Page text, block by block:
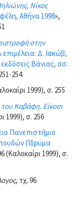
Νίκος
Αθήνα 1998»,
στην
επιμέλεια: Δ. Ιακώβ,
Βάνιας, σσ.
254
1999), σ. 255
Καβάφη. Είκοσι
1999), σ. 256
Πανεπιστήμιο
(Ίδρυμα
(Καλοκαίρι 1999), σ.
, τχ. 96